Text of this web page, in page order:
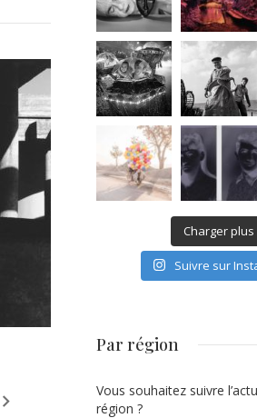
Charger plus
Suivre sur
Par région
Vous souhaitez suivre
région ?